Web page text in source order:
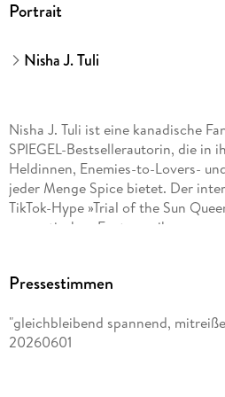
GmbH & Co. KG,
Portrait
Nisha J. Tuli
Nisha J. Tuli ist eine kanadische
SPIEGEL-Bestsellerautorin, die in
Heldinnen, Enemies-to-Lovers-
jeder Menge Spice bietet. Der
TikTok-Hype »Trial of the Sun
romantischen Fantasyreihe
Heldin Lor und wird in 15
ihr indisches Erbe zu nutzen, um
Pressestimmen
"gleichbleibend spannend,
20260601